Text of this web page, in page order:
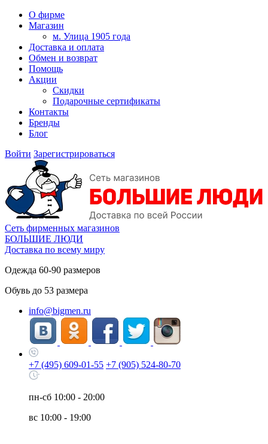
О фирме
Магазин
м. Улица 1905 года
Доставка и оплата
Обмен и возврат
Помощь
Акции
Скидки
Подарочные сертификаты
Контакты
Бренды
Блог
Войти Зарегистрироваться
Сеть фирменных магазинов
БОЛЬШИЕ ЛЮДИ
Доставка по всему миру
Одежда 60-90 размеров
Обувь до 53 размера
info@bigmen.ru
+7 (495) 609-01-55 +7 (905) 524-80-70
пн-сб 10:00 - 20:00
вс 10:00 - 19:00